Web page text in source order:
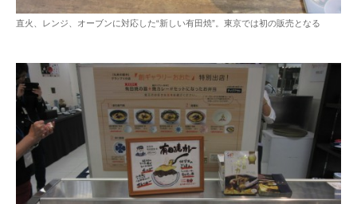
直火、レンジ、オーブンに対応した“新しい有田焼”。東京では初の販売となる